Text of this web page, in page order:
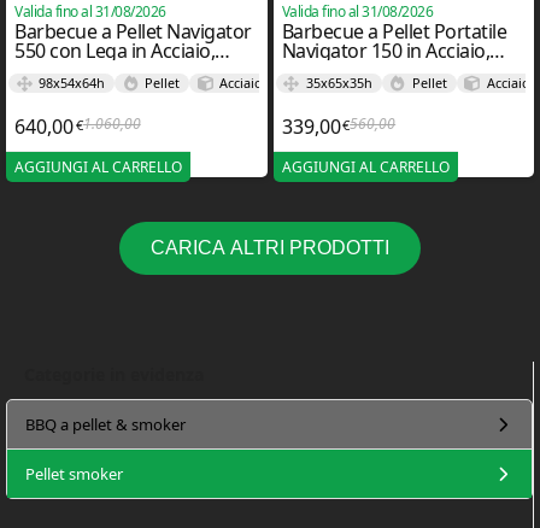
Valida fino al 31/08/2026
Barbecue a Pellet Navigator
550 con Lega in Acciaio,
Ghisa e Porcellana – Pit Boss
98x54x64h Pellet Acciaio, Ghisa e Porcellana
1.060,00Il prezzo originale era: 1.060,00€.
640,00€ Il prezzo attuale è: 640,00€.
AGGIUNGI AL CARRELLO
Valida fino al 31/08/2026
Barbecue a Pellet Portatile
Navigator 150 in Acciaio,
Ghisa e Porcellana – Pit Boss
35x65x35h Pellet Acciaio,
560,00Il prezzo originale
339,00€ Il prezzo attuale è:
AGGIUNGI AL CARRELLO
CARICA ALTRI PRODOTTI
BBQ a pellet & smoker
Pellet smoker